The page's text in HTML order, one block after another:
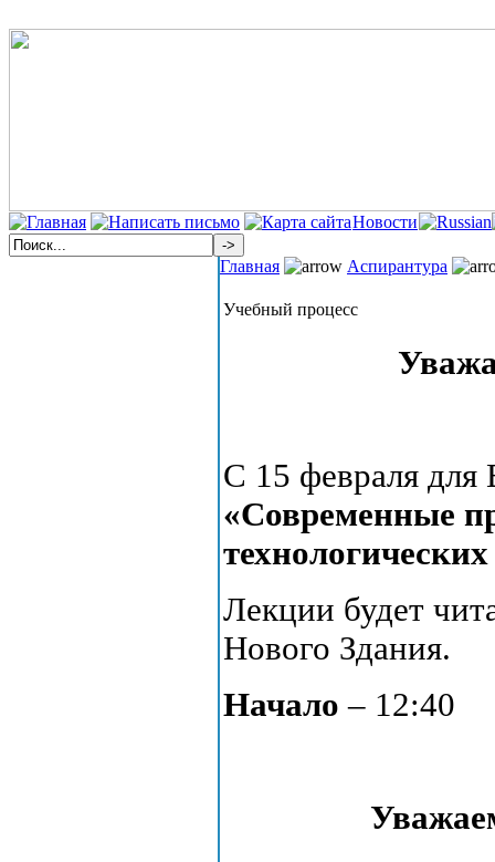
Новости
Главная Аспирантура
Учебный процесс
С 15 февраля для
«Современные
Лекции будет
Нового Здания.
Начало – 12:40